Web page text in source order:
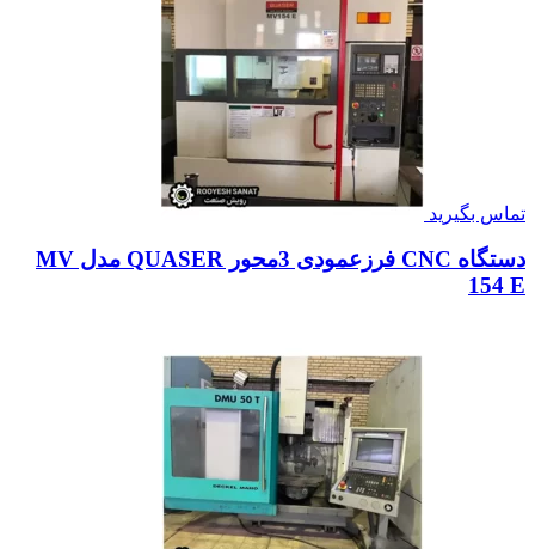
تماس بگیرید
دستگاه CNC فرزعمودی 3محور QUASER مدل MV
154 E